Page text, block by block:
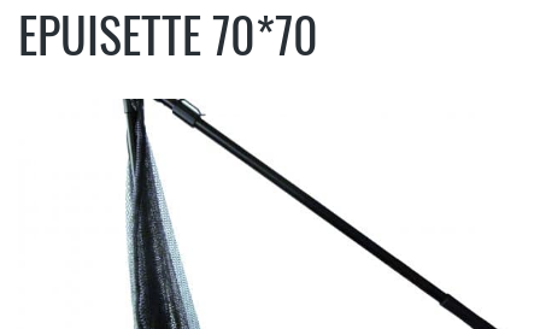
EPUISETTE 70*70